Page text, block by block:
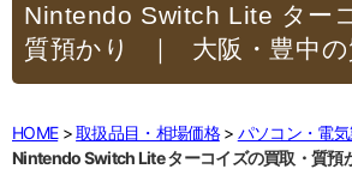
Nintendo Switch Lite ター
質預かり
｜大阪・豊中
HOME 取扱品目・相場価格 パソコン・電
Nintendo Switch Lite ターコイズの買取・質預